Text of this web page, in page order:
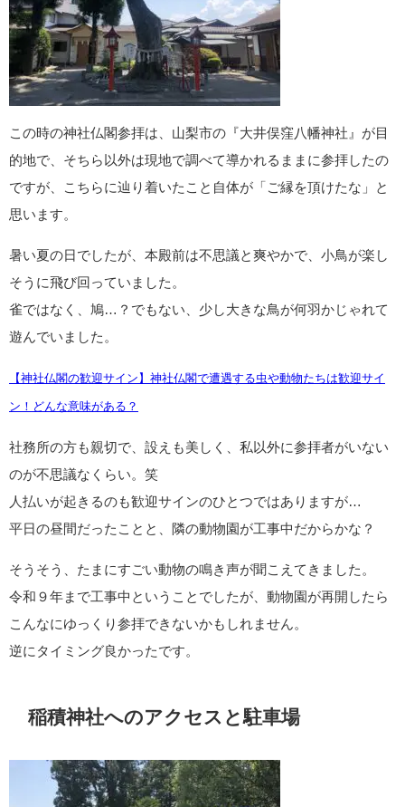
この時の神社仏閣参拝は、山梨市の『大井俣窪八幡神社』が目
的地で、そちら以外は現地で調べて導かれるままに参拝したの
ですが、こちらに辿り着いたこと自体が「ご縁を頂けたな」と
思います。
暑い夏の日でしたが、本殿前は不思議と爽やかで、小鳥が楽し
そうに飛び回っていました。
雀ではなく、鳩…？でもない、少し大きな鳥が何羽かじゃれて
遊んでいました。
【神社仏閣の歓迎サイン】神社仏閣で遭遇する虫や動物たちは歓迎サイ
ン！どんな意味がある？
社務所の方も親切で、設えも美しく、私以外に参拝者がいない
のが不思議なくらい。笑
人払いが起きるのも歓迎サインのひとつではありますが…
平日の昼間だったことと、隣の動物園が工事中だからかな？
そうそう、たまにすごい動物の鳴き声が聞こえてきました。
令和９年まで工事中ということでしたが、動物園が再開したら
こんなにゆっくり参拝できないかもしれません。
逆にタイミング良かったです。
稲積神社へのアクセスと駐車場